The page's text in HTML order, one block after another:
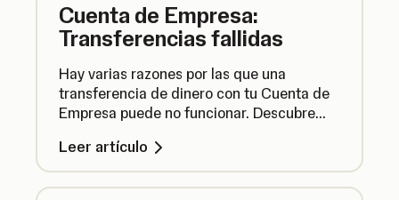
Cuenta de Empresa:
Transferencias fallidas
Hay varias razones por las que una
transferencia de dinero con tu Cuenta de
Empresa puede no funcionar. Descubre
transferencias y qué puedes hacer para
evitarlos.
Leer artículo